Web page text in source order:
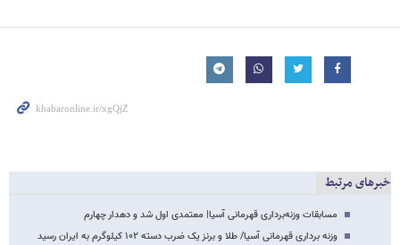
خبرهای مرتبط
مسابقات وزنه‌برداری قهرمانی آسیا| معتمدی اول شد و دهدار چهارم
وزنه برداری قهرمانی آسیا/ طلا و برنز یک ضرب دسته ۱۰۲ کیلوگرم به ایران رسید